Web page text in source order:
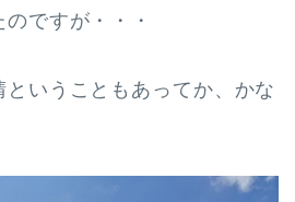
ですが・・・
いうこともあってか、かな